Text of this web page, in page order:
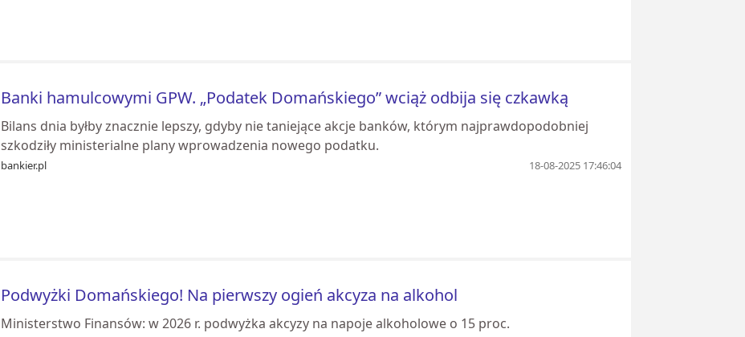
Banki hamulcowymi GPW. „Podatek Domańskiego” wciąż odbija się czkawką
Bilans dnia byłby znacznie lepszy, gdyby nie taniejące akcje banków, którym najprawdopodobniej
szkodziły ministerialne plany wprowadzenia nowego podatku.
bankier.pl 18-08-2025 17:46:04
Podwyżki Domańskiego! Na pierwszy ogień akcyza na alkohol
Ministerstwo Finansów: w 2026 r. podwyżka akcyzy na napoje alkoholowe o 15 proc.